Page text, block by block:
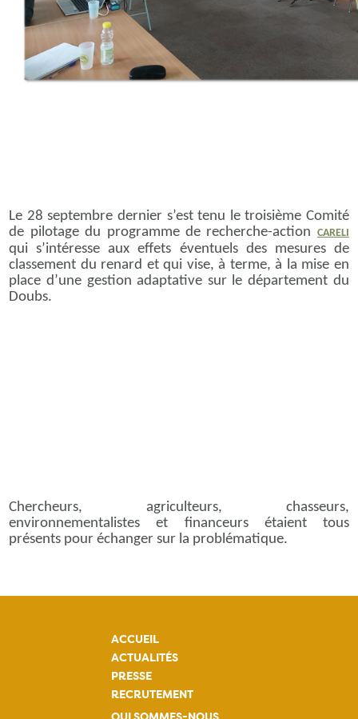
Le 28 septembre dernier s’est tenu le troisième Comité
de pilotage du programme de recherche-action CARELI
qui s’intéresse aux effets éventuels des mesures de
classement du renard et qui vise, à terme, à la mise en
place d’une gestion adaptative sur le département du
Doubs.
Chercheurs, agriculteurs, chasseurs,
environnementalistes et financeurs étaient tous
présents pour échanger sur la problématique.
ACCUEIL
ACTUALITÉS
PRESSE
RECRUTEMENT